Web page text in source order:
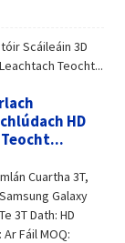
HD
Teocht...
Cuartha 3T,
Galaxy
3T Dath: HD
Fáil MOQ: